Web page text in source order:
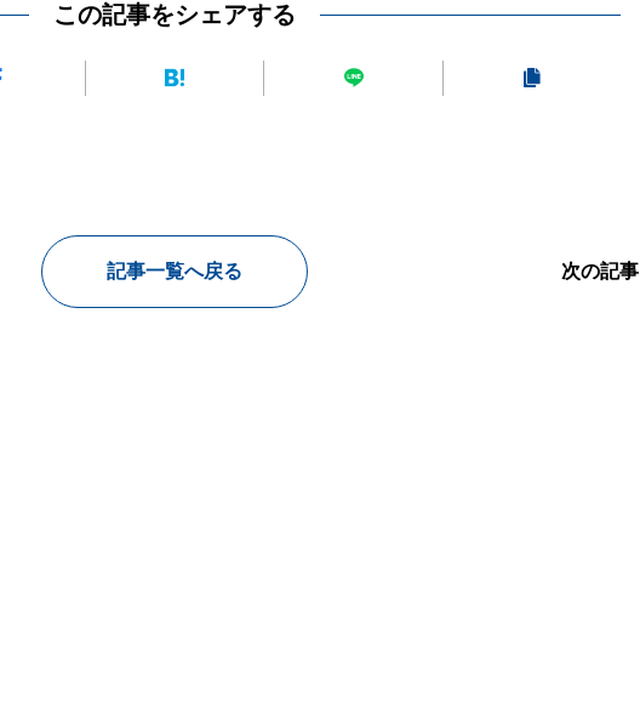
この記事をシェアする
記事一覧へ戻る 次の記事